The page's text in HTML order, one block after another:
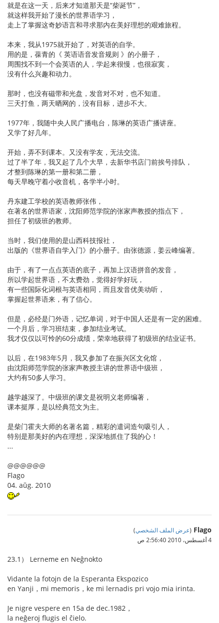
就是在这一天，后来才知道那天是“柴诞节”，
就这样我开始了漫长的世界语学习，
走上了掌握这奇妙语言和寻求那内在美好理想的艰难旅程。
本来，我从1975就开始了，对英语的自学。
用的是，葆青的《 英语语音发音规则 》的小册子，
周围找不到一个会英语的人，学起来很慢，也很寂寞，
没有什么兴趣和动力。
那时，也没有磁带和光盘，发音对不对，也不知道。
三天打鱼，两天晒网的，没有目标，进步不大。
1977年，我随中央人民广播电台，陈琳的英语广播讲座。
又学了好几年。
开始，弄不到课本。又没有学友，无法交流。
过了半了年，我又起了几个大早，去新华书店门前挨号排队，
才整到陈琳的第一册和第二册，
每天早晚守着小收音机，各学半小时。
丹东建工学校的英语教师张伟，
在著名的世界语家，沈阳师范学院的张家声教授的指点下，
担任了初级班的教师。
当时，我们使用的是山西科技报社，
出版的《世界语自学入门》的小册子。由张德源，姜云峰编著。
由于，有了一点点英语的底子，再加上汉语拼音的发音，
所以学起世界语，不太费劲，觉得好学好玩，
有一些国际化词根与英语相同，而且发音优美动听，
掌握起世界语来，有了信心。
但是，必经是门外语，记忆单词，对于中国人还是有一定的困难。
一个月后，学习班结束，参加结业考试。
我才仅仅以可怜的60分成绩，荣幸地获得了初级班的结业证书。
以后，在1983年5月，我又参加了在振兴区文化馆，
由沈阳师范学院的张家声教授主讲的世界语中级班，
大约有50多人学习。
越学越深了。中级班的课文是祝明义老师编著，
课本挺厚，是以经典范文为主。
是柴门霍夫大师的名著名篇，精彩的遣词造句吸引人，
特别是那美好的内在理想，深深地抓住了我的心！
...
@@@@@@
Flago
04. aŭg. 2010
Flago
(عرض الملف الشخصي)
4 أغسطس، 2010 2:56:40 ص
23.1） Lerneme en Neĝnokto
Vidante la fotojn de la Esperanta Ekspozico
en Yanji，mi memoris，ke mi lernadis pri vojo mia irinta.
Je nigre vespere en 15a de dec.1982，
la neĝeroj flugis el ĉielo.